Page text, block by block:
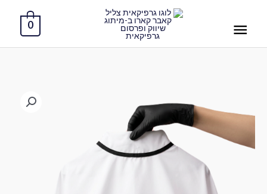
ראשי
0
ממותגת
למעצבי